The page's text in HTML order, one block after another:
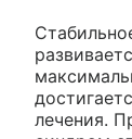
лечения.